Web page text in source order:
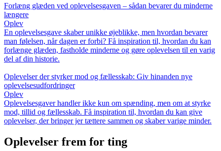
Forlæng glæden ved oplevelsesgaven – sådan bevarer du minderne
længere
Oplev
En oplevelsesgave skaber unikke øjeblikke, men hvordan bevarer
man følelsen, når dagen er forbi? Få inspiration til, hvordan du kan
forlænge glæden, fastholde minderne og gøre oplevelsen til en varig
del af din historie.
Oplevelser der styrker mod og fællesskab: Giv hinanden nye
oplevelsesudfordringer
Oplev
Oplevelsesgaver handler ikke kun om spænding, men om at styrke
mod, tillid og fællesskab. Få inspiration til, hvordan du kan give
oplevelser, der bringer jer tættere sammen og skaber varige minder.
Oplevelser frem for ting